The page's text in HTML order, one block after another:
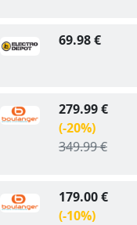
69.98 €
279.99 €
(-20%)
349.99 €
179.00 €
(-10%)